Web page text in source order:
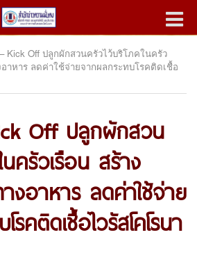
Kick Off ปลูกผักสวนครัวไว้บริโภคในครัว
าหาร ลดค่าใช้จ่ายจากผลกระทบโรคติดเชื้อ
Off ปลูกผักสวน
นครัวเรือน สร้าง
งอาหาร ลดค่าใช้จ่าย
รคติดเชื้อไวรัสโคโรนา